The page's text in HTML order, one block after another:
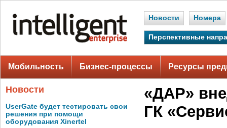
Новости Номера
Перспективные
Мобильность Бизнес-процессы Ресурсы
Новости
UserGate будет тестировать свои
решения при помощи
оборудования Xinertel
«ДАР»
ГК